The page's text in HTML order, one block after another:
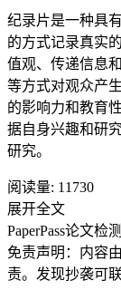
纪录片是一种具
的方式记录真实
值观、传递信息
等方式对观众产
的影响力和教育
据自身兴趣和研
研究。
阅读量: 11730
展开全文
PaperPass论文检
免责声明：内容
责。发现抄袭可